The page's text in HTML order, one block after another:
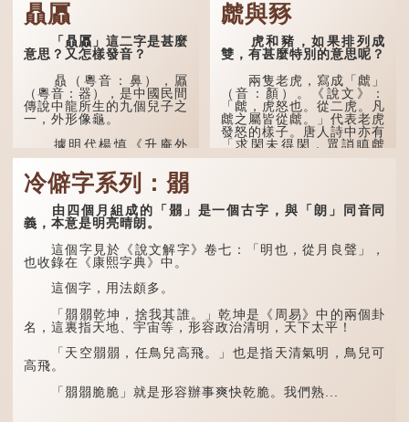
贔屭
「贔屭」這二字是甚麼
意思？又怎樣發音？
贔（粵音：鼻），屭
（粵音：器），是中國民間
傳說中龍所生的九個兒子之
一，外形像龜。
據明代楊慎《升庵外
集》記載，龍生九子的次序
排列為：贔屭、螭吻、蒲
牢、狴犴、饕餮、蚣蝮、睚
眥、狻猊、椒圖（此為其中
一種說法）。
不同，其中，贔屭原形像
龜，因為能負重，多作為碑
座，有「碑下龜...
虤與豩
虎和豬，如果排列成
雙，有甚麼特別的意思呢？
兩隻老虎，寫成「虤」
（音：顏）。《說文》：
「虤，虎怒也。從二虎。凡
虤之屬皆從虤。」代表老虎
發怒的樣子。唐人詩中亦有
「求閑未得閑，眾誚瞋虤
虤」之句，意思是眾人的譏
（音：賓）。甲骨文從二
「豕」，象豬相追逐的樣
「豩，豕亂群。」意指一
群...
冷僻字系列：朤
由四個月組成的「朤」是一個古字，與「朗」同音同
義，本意是明亮晴朗。
這個字見於《說文解字》卷七：「明也，從月良聲」，
也收錄在《康熙字典》中。
這個字，用法頗多。
「朤朤乾坤，捨我其誰。」乾坤是《周易》中的兩個卦
名，這裏指天地、宇宙等，形容政治清明，天下太平！
「天空朤朤，任鳥兒高飛。」也是指天清氣明，鳥兒可
高飛。
「朤朤脆脆」就是形容辦事爽快乾脆。我們熟...